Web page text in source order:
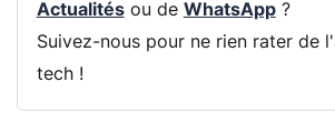
Actualitésou de WhatsApp?
Suivez-nous pour ne rien rater de
tech !